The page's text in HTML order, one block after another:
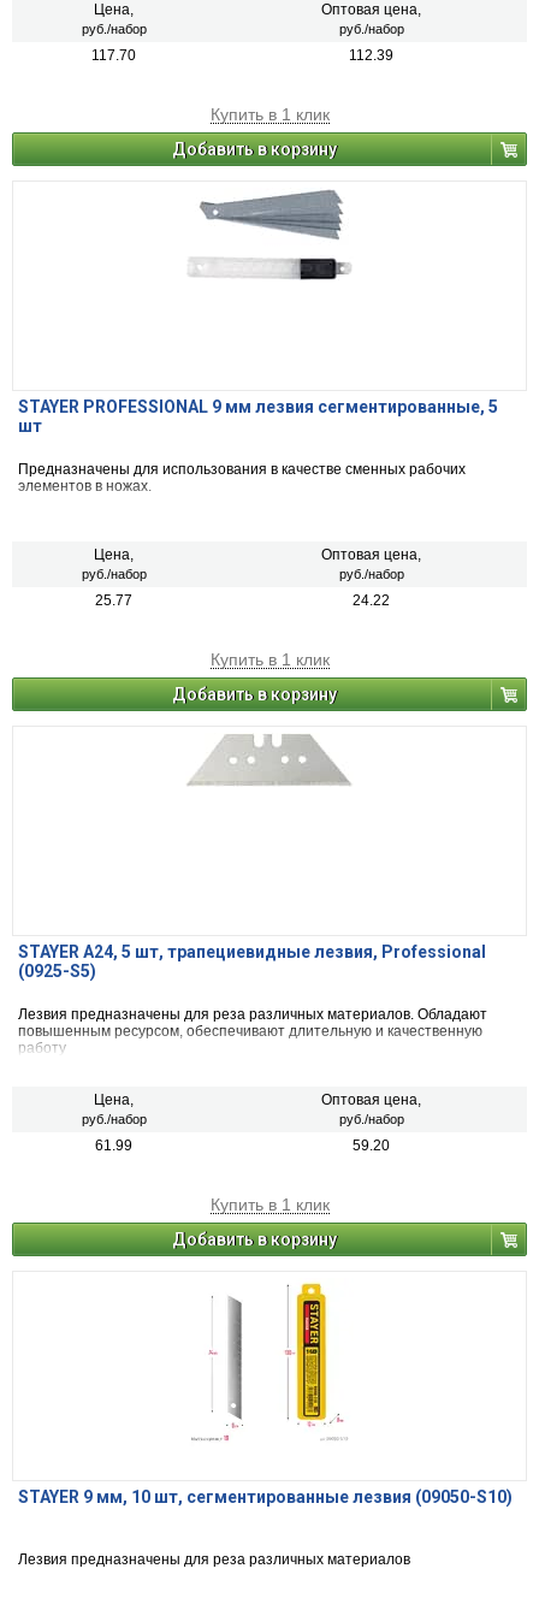
Цена,
руб./набор
Оптовая цена,
руб./набор
117.70 112.39
Купить в 1 клик
Добавить в корзину
STAYER PROFESSIONAL 9 мм лезвия сегментированные, 5
шт
Предназначены для использования в качестве сменных рабочих
элементов в ножах.
Цена,
руб./набор
Оптовая цена,
руб./набор
25.77 24.22
Купить в 1 клик
Добавить в корзину
STAYER A24, 5 шт, трапециевидные лезвия, Professional
(0925-S5)
Лезвия предназначены для реза различных материалов. Обладают
повышенным ресурсом, обеспечивают длительную и качественную
работу
Цена,
руб./набор
Оптовая цена,
руб./набор
61.99 59.20
Купить в 1 клик
Добавить в корзину
STAYER 9 мм, 10 шт, сегментированные лезвия (09050-S10)
Лезвия предназначены для реза различных материалов